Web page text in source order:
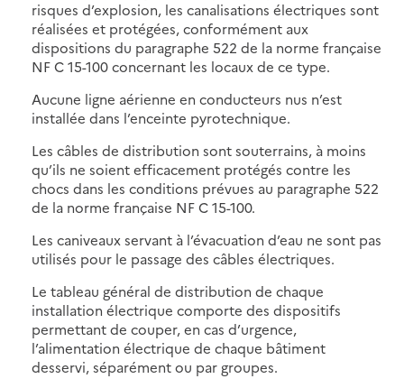
risques d’explosion, les canalisations électriques sont
réalisées et protégées, conformément aux
dispositions du paragraphe 522 de la norme française
NF C 15-100 concernant les locaux de ce type.
Aucune ligne aérienne en conducteurs nus n’est
installée dans l’enceinte pyrotechnique.
Les câbles de distribution sont souterrains, à moins
qu’ils ne soient efficacement protégés contre les
chocs dans les conditions prévues au paragraphe 522
de la norme française NF C 15-100.
Les caniveaux servant à l’évacuation d’eau ne sont pas
utilisés pour le passage des câbles électriques.
Le tableau général de distribution de chaque
installation électrique comporte des dispositifs
permettant de couper, en cas d’urgence,
l’alimentation électrique de chaque bâtiment
desservi, séparément ou par groupes.